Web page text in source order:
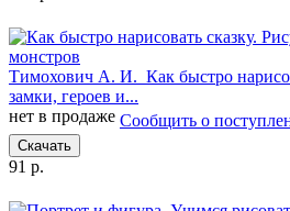
Тимохович А. И. Как быстро
замки, героев и...
нет в продаже Сообщить о
Скачать
91 р.